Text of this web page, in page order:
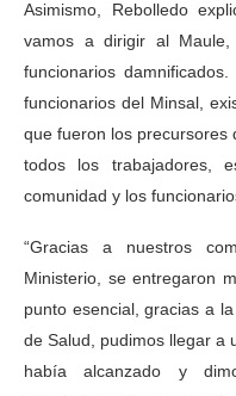
Asimismo, Rebolledo
vamos a dirigir al
funcionarios
funcionarios del Minsal,
que fueron los precursores
todos los trabajadores,
comunidad y los
“Gracias a nuestros
Ministerio, se entregaron
punto esencial, gracias a
de Salud, pudimos llegar a
había alcanzado y